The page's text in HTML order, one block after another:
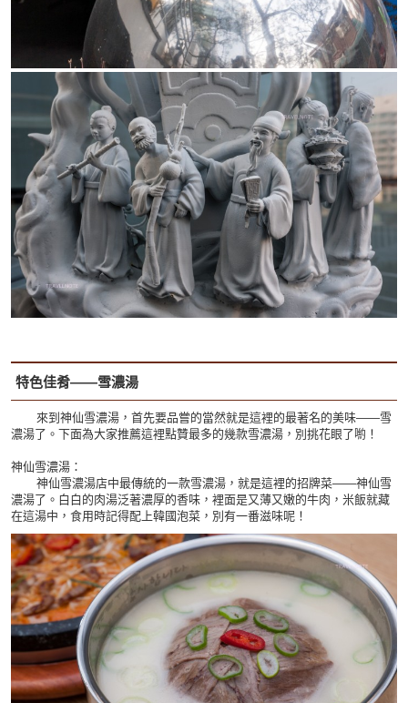
特色佳肴——雪濃湯
來到神仙雪濃湯，首先要品嘗的當然就是這裡的最著名的美味——雪
濃湯了。下面為大家推薦這裡點贊最多的幾款雪濃湯，別挑花眼了喲！
神仙雪濃湯：
神仙雪濃湯店中最傳統的一款雪濃湯，就是這裡的招牌菜——神仙雪
濃湯了。白白的肉湯泛著濃厚的香味，裡面是又薄又嫩的牛肉，米飯就藏
在這湯中，食用時記得配上韓國泡菜，別有一番滋味呢！